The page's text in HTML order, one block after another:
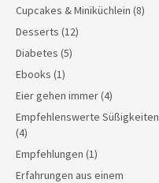
Cupcakes & Miniküchlein (8)
Desserts (12)
Diabetes (5)
Ebooks (1)
Eier gehen immer(4)
Empfehlenswerte Süßigkeiten
(4)
Empfehlungen (1)
Erfahrungen aus einem